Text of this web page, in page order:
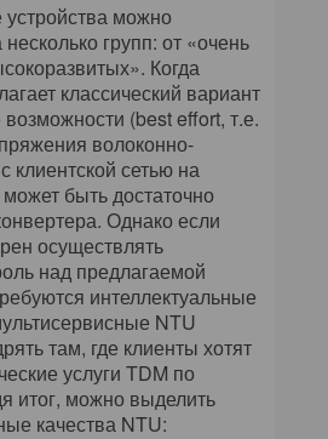
можно
групп: от «очень
Когда
классический вариант
(best effort, т.е.
волоконно-
клиентской сетью на
быть достаточно
Однако если
осуществлять
над предлагаемой
интеллектуальные
NTU
там, где клиенты хотят
услуги TDM по
итог, можно выделить
качества NTU: